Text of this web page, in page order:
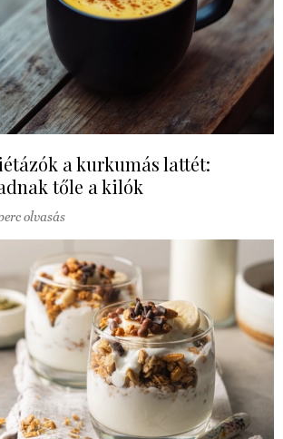
a kurkumás lattét:
tőle a kilók
olvasás